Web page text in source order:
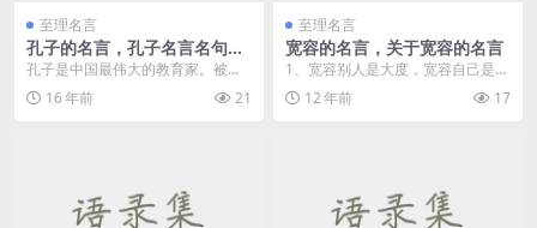
至理名言
孔子的名言，孔子名言名句大
全，孔子语录
孔子是中国最伟大的教育家。被联
合国教科文组织评选为“世界十大文
化名人...
16 年前 21
至理名言
宽容的名言，关于宽容的名言
1、宽容别人是大度，宽容自己是豁
达。——佚名 ...
12 年前 17